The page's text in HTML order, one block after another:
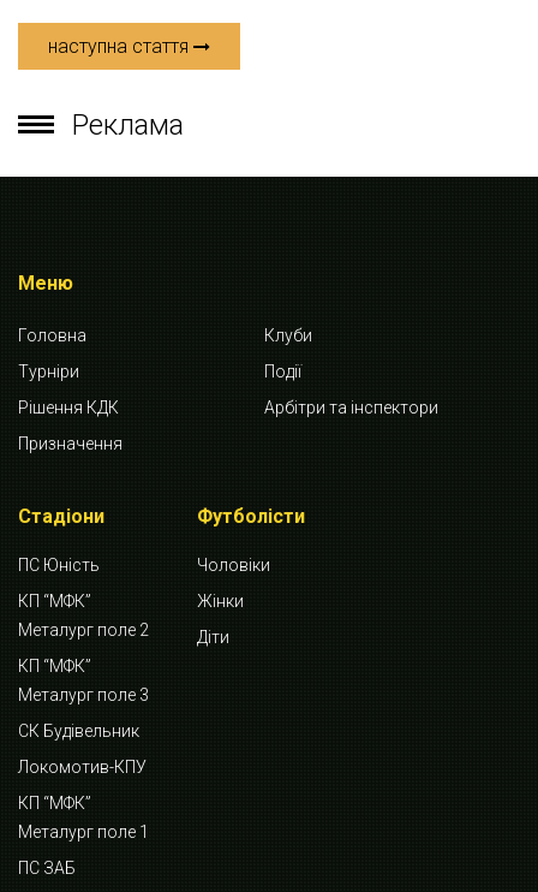
наступна стаття
Реклама
Меню
Головна
Клуби
Турніри
Події
Рішення КДК
Арбітри та інспектори
Призначення
Стадіони
ПС Юність
КП “МФК”
Металург поле 2
КП “МФК”
Металург поле 3
СК Будівельник
Локомотив-КПУ
КП “МФК”
Металург поле 1
ПС ЗАБ
Футболісти
Чоловіки
Жінки
Діти